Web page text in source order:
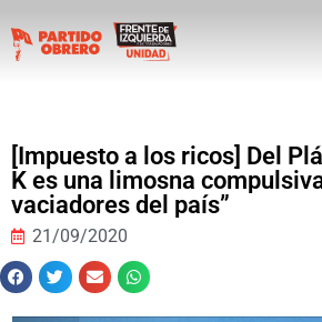
[Impuesto a los ricos] Del
K es una limosna
vaciadores del país”
21/09/2020